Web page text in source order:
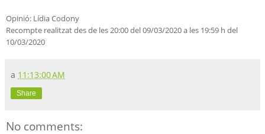
Opinió: Lídia Codony
Recompte realitzat des de les 20:00 del 09/03/2020 a les 19:59 h del
10/03/2020
a 11:13:00 AM
Share
No comments: